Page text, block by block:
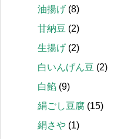
油揚げ (8)
甘納豆 (2)
生揚げ (2)
白いんげん豆 (2)
白餡 (9)
絹ごし豆腐 (15)
絹さや (1)